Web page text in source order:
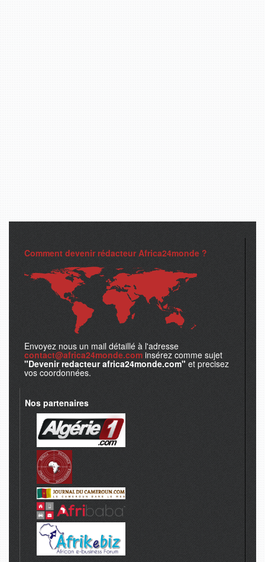
Comment devenir rédacteur Africa24monde ?
Envoyez nous un mail détaillé à l'adresse
contact@africa24monde.com insérez comme sujet
"Devenir redacteur africa24monde.com" et precisez
vos coordonnées.
Nos partenaires